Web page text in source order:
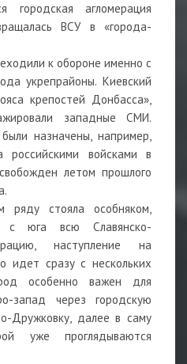
городская агломерация
ВСУ в «города-
к обороне именно с
укрепрайоны. Киевский
крепостей Донбасса»,
западные СМИ.
назначены, например,
российскими войсками в
летом прошлого
ряду стояла особняком,
с юга всю Славянско-
наступление на
идет сразу с нескольких
особенно важен для
запад через городскую
Дружковку, далее в саму
уже проглядываются